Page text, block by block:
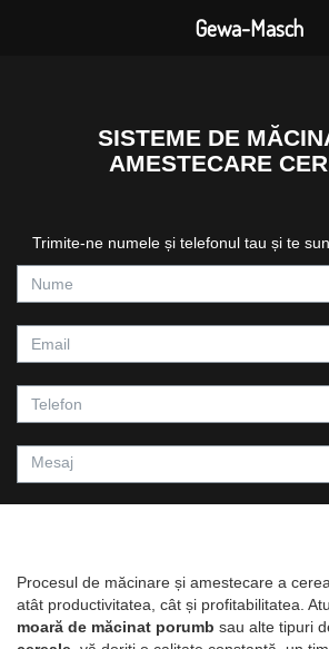
SISTEME DE
AMESTECARE
Trimite-ne numele și telefonul tau și te
Procesul de măcinare și amestecare a
atât productivitatea, cât și profitabilitatea.
moară de măcinat porumb sau alte tipuri
Gewa-Masch